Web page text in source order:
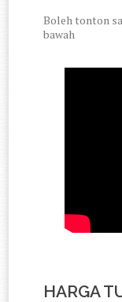
Boleh tonton
bawah
HARGA